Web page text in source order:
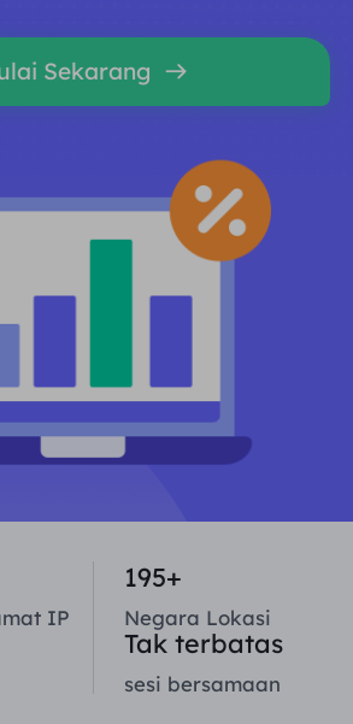
long-force
data statis $0.2/IP/ hari
long-force $1.4 /GB
SEO
Iklan
& Perayapan Web
Lihat Semua
Gratis
Pengguna
Banyak Integrasi
77%.
dan Bertindak
Sekarang!
Mendaftar
Sekarang
IP
195+
Negara Lokasi
Tak terbatas
sesi bersamaan